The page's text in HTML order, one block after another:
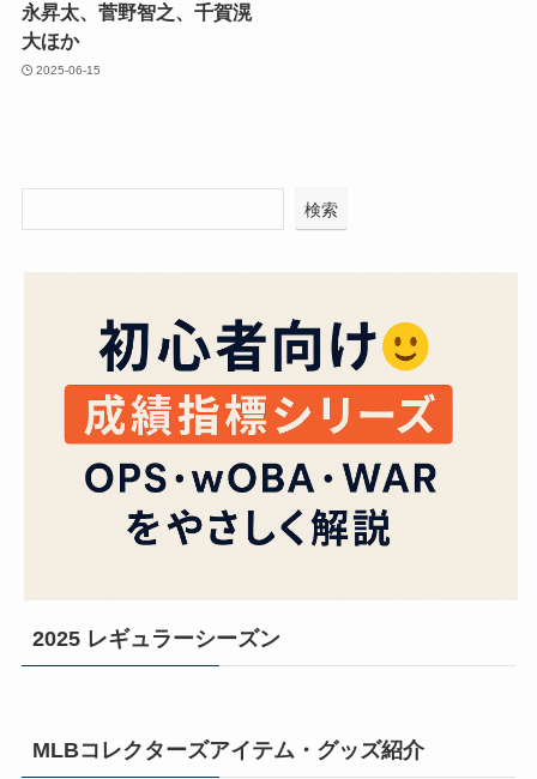
永昇太、菅野智之、千賀滉
大ほか
2025-06-15
検索
2025 レギュラーシーズン
MLBコレクターズアイテム・グッズ紹介